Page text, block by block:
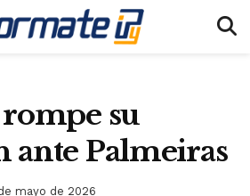
su
ante Palmeiras
mayo de 2026